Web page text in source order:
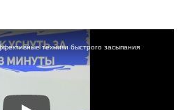
техники быстрого засыпания